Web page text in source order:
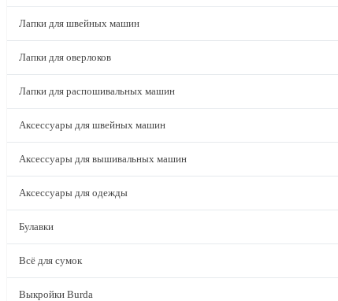
Лапки для швейных машин
Лапки для оверлоков
Лапки для распошивальных машин
Аксессуары для швейных машин
Аксессуары для вышивальных машин
Аксессуары для одежды
Булавки
Всё для сумок
Выкройки Burda